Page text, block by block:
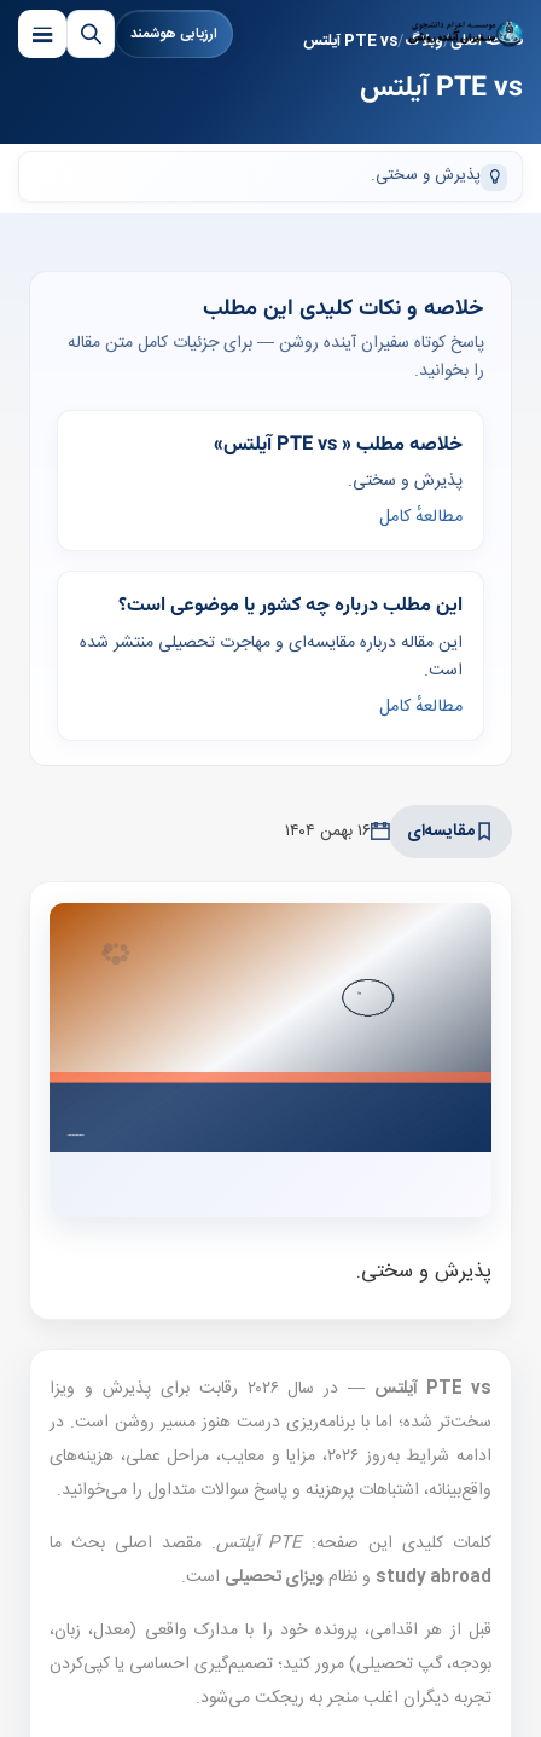
ارزیابی هوشمند صفحه اصلی وبلاگ PTE vs آیلتس
PTE vs آیلتس
پذیرش و سختی.
خلاصه و نکات کلیدی این مطلب
پاسخ کوتاه سفیران آینده روشن — برای جزئیات کامل متن مقاله
را بخوانید.
خلاصه مطلب « PTE vs آیلتس»
پذیرش و سختی.
مطالعهٔ کامل
این مطلب درباره چه کشور یا موضوعی است؟
این مقاله درباره مقایسه‌ای و مهاجرت تحصیلی منتشر شده
است.
مطالعهٔ کامل
مقایسه‌ای ۱۶ بهمن ۱۴۰۴
پذیرش و سختی.
PTE vs آیلتس
— در سال ۲۰۲۶ رقابت برای پذیرش و ویزا
سخت‌تر شده؛ اما با برنامه‌ریزی درست هنوز مسیر روشن است. در
ادامه شرایط به‌روز ۲۰۲۶، مزایا و معایب، مراحل عملی، هزینه‌های
واقع‌بینانه، اشتباهات پرهزینه و پاسخ سوالات متداول را می‌خوانید.
کلمات کلیدی این صفحه:PTE آیلتس
. مقصد اصلی بحث ما
study abroad و نظام ویزای تحصیلی است.
قبل از هر اقدامی، پرونده خود را با مدارک واقعی (معدل، زبان،
بودجه، گپ تحصیلی) مرور کنید؛ تصمیم‌گیری احساسی یا کپی‌کردن
تجربه دیگران اغلب منجر به ریجکت می‌شود.